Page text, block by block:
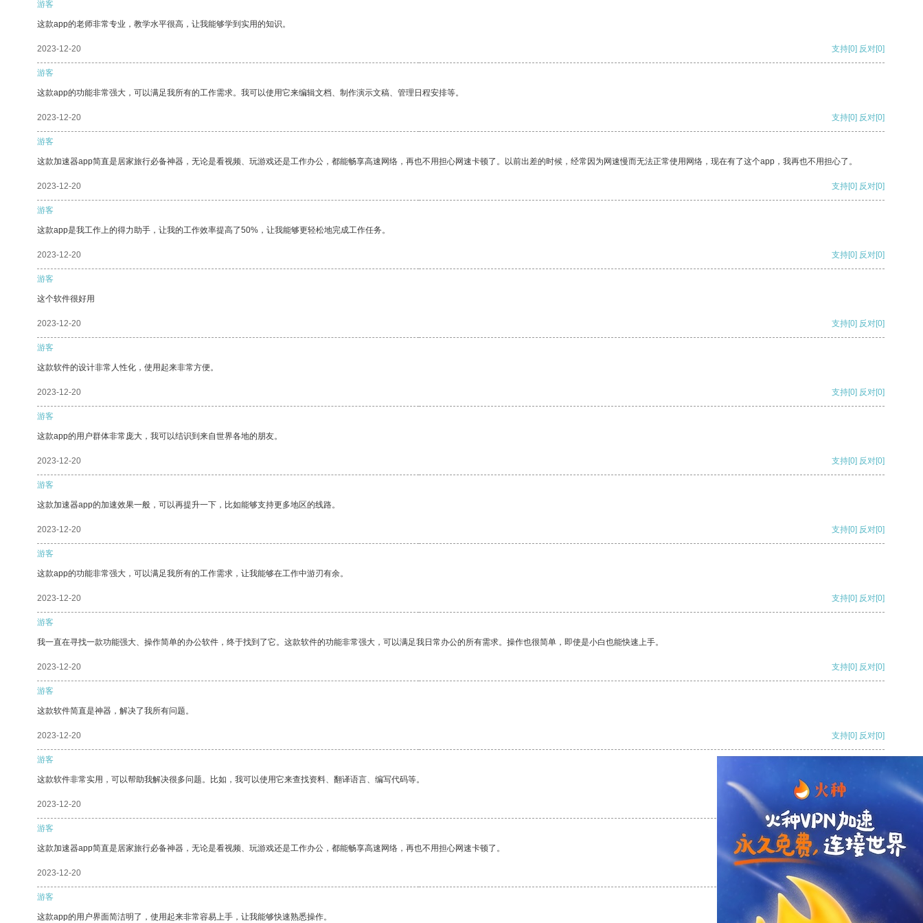
游客
这款app的老师非常专业，教学水平很高，让我能够学到实用的知识。
2023-12-20 支持[0] 反对[0]
游客
这款app的功能非常强大，可以满足我所有的工作需求。我可以使用它来编辑文档、制作演示文稿、管理日程安排等。
2023-12-20 支持[0] 反对[0]
游客
这款加速器app简直是居家旅行必备神器，无论是看视频、玩游戏还是工作办公，都能畅享高速网络，再也不用担心网速卡顿了。以前出差的时候，经常因为网速慢而无法正常使用网络，现在有了这个app，我再也不用担心了。
2023-12-20 支持[0] 反对[0]
游客
这款app是我工作上的得力助手，让我的工作效率提高了50%，让我能够更轻松地完成工作任务。
2023-12-20 支持[0] 反对[0]
游客
这个软件很好用
2023-12-20 支持[0] 反对[0]
游客
这款软件的设计非常人性化，使用起来非常方便。
2023-12-20 支持[0] 反对[0]
游客
这款app的用户群体非常庞大，我可以结识到来自世界各地的朋友。
2023-12-20 支持[0] 反对[0]
游客
这款加速器app的加速效果一般，可以再提升一下，比如能够支持更多地区的线路。
2023-12-20 支持[0] 反对[0]
游客
这款app的功能非常强大，可以满足我所有的工作需求，让我能够在工作中游刃有余。
2023-12-20 支持[0] 反对[0]
游客
我一直在寻找一款功能强大、操作简单的办公软件，终于找到了它。这款软件的功能非常强大，可以满足我日常办公的所有需求。操作也很简单，即使是小白也能快速上手。
2023-12-20 支持[0] 反对[0]
游客
这款软件简直是神器，解决了我所有问题。
2023-12-20 支持[0] 反对[0]
游客
这款软件非常实用，可以帮助我解决很多问题。比如，我可以使用它来查找资料、翻译语言、编写代码等。
2023-12-20
游客
这款加速器app简直是居家旅行必备神器，无论是看视频、玩游戏还是工作办公，都能畅享高速网络，再也不用担心网速卡顿了。
2023-12-20 反对
游客
这款app的用户界面简洁明了，使用起来非常容易上手，让我能够快速熟悉操作。